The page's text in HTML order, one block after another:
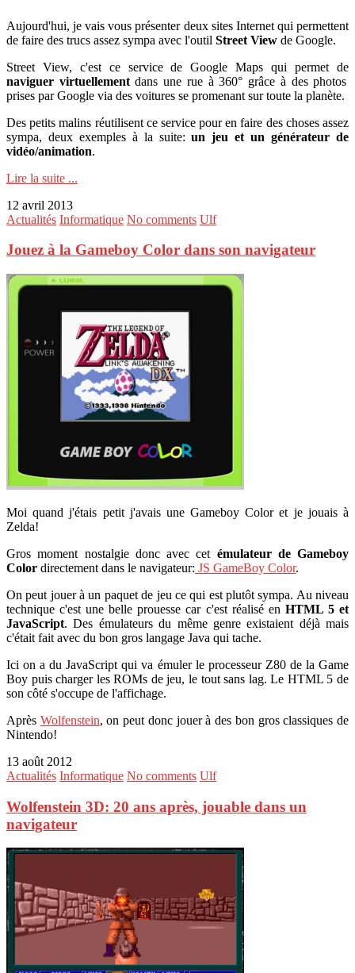
Aujourd'hui, je vais vous présenter deux sites Internet qui permettent
de faire des trucs assez sympa avec l'outil Street View de Google.
Street View, c'est ce service de Google Maps qui permet de
naviguer virtuellementdans une rue à 360° grâce à des photos
prises par Google via des voitures se promenant sur toute la planète.
Des petits malins réutilisent ce service pour en faire des choses assez
sympa, deux exemples à la suite:un jeu et un générateur de
vidéo/animation.
Lire la suite ...
12 avril 2013
Actualités Informatique No comments Ulf
Jouez à la Gameboy Color dans son navigateur
Moi quand j'étais petit j'avais une Gameboy Color et je jouais à
Zelda!
Gros moment nostalgie donc avec cet émulateur de Gameboy
Color directement dans le navigateur: JS GameBoy Color.
On peut jouer à un paquet de jeu ce qui est plutôt sympa. Au niveau
technique c'est une belle prouesse car c'est réalisé en HTML 5 et
JavaScript. Des émulateurs du même genre existaient déjà mais
c'était fait avec du bon gros langage Java qui tache.
Ici on a du JavaScript qui va émuler le processeur Z80 de la Game
Boy puis charger les ROMs de jeu, le tout sans lag. Le HTML 5 de
son côté s'occupe de l'affichage.
Après Wolfenstein, on peut donc jouer à des bon gros classiques de
Nintendo!
13 août 2012
Actualités Informatique No comments Ulf
Wolfenstein 3D: 20 ans après, jouable dans un
navigateur